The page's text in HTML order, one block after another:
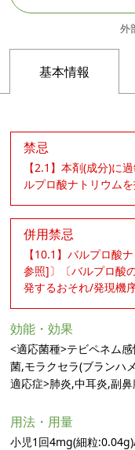
外
基本情報
禁忌
【2.1】本剤(成分)に
ルプロ酸ナトリウム
併用禁忌
【10.1】バルプロ酸
参照]〕〔バルプロ酸
発するおそれ/発現機
効能・効果
<適応菌種>テビペネム
菌,モラクセラ(ブランハ
適応症>肺炎,中耳炎,副鼻
用法・用量
小児1回4mg(細粒